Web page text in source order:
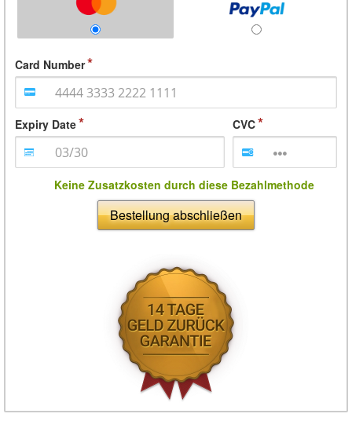
Card Number
Expiry Date CVC
Keine Zusatzkosten durch diese Bezahlmethode
Bestellung abschließen